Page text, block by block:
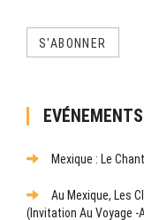
S'ABONNER
Mexique : Le
Au Mexique, Les
(Invitation Au Voyage -